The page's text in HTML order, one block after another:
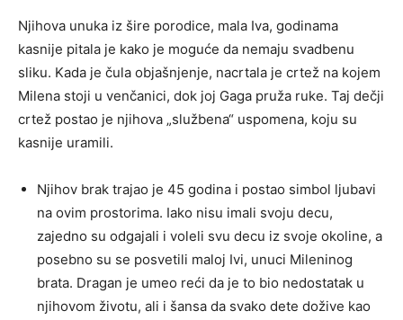
Njihova unuka iz šire porodice, mala Iva, godinama
kasnije pitala je kako je moguće da nemaju svadbenu
sliku. Kada je čula objašnjenje, nacrtala je crtež na kojem
Milena stoji u venčanici, dok joj Gaga pruža ruke. Taj dečji
crtež postao je njihova „službena“ uspomena, koju su
kasnije uramili.
Njihov brak trajao je 45 godina i postao simbol ljubavi
na ovim prostorima. Iako nisu imali svoju decu,
zajedno su odgajali i voleli svu decu iz svoje okoline, a
posebno su se posvetili maloj Ivi, unuci Mileninog
brata. Dragan je umeo reći da je to bio nedostatak u
njihovom životu, ali i šansa da svako dete dožive kao